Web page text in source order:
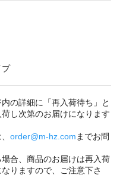
プ
の詳細に「再入荷待ち 」と
し次第のお届けになります
order@m-hz.com までお問
合、商品のお届けは再入荷
りますので、ご注意下さ